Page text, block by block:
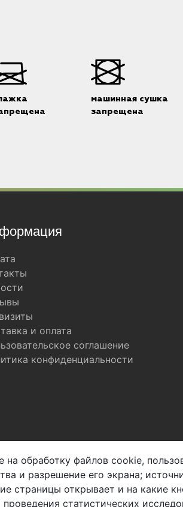
машинная сушка
запрещена
и оплата
соглашение
конфиденциальности
в соц. сетях
обработку файлов cookie,
и разрешение его экрана;
страницы открывает и на какие
статистических